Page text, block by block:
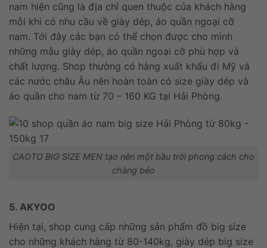
nam hiện cũng là địa chỉ quen thuộc của khách hàng
mỗi khi có nhu cầu về giày dép, áo quần ngoại cỡ
nam. Tới đây các bạn có thể chọn được cho mình
những mẫu giày dép, áo quần ngoại cỡ phù hợp và
chất lượng. Shop thường có hàng xuất khẩu đi Mỹ và
các nước châu Âu nên hoàn toàn có size giày dép và
áo quần cho nam từ 70 – 160 KG tại Hải Phòng.
CAOTO BIG SIZE MEN tạo nên một bầu trời phong cách cho
chàng béo
5. AKYOO
Hiện tại, shop cung cấp những sản phẩm đồ big size
cho những khách hàng từ 80-140kg, giày dép big size